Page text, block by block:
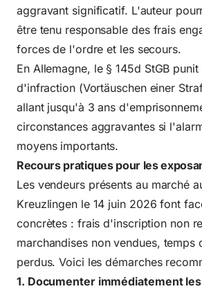
aggravant significatif. L'auteur
être tenu responsable des frais
forces de l'ordre et les secours.
En Allemagne, le § 145d StGB
d'infraction (Vortäuschen einer
allant jusqu'à 3 ans
circonstances aggravantes si
moyens importants.
Recours pratiques pour les
Les vendeurs présents au marché
Kreuzlingen le 14 juin 2026 font
concrètes : frais d'inscription non
marchandises non vendues, temps
perdus. Voici les démarches
1. Documenter immédiatement